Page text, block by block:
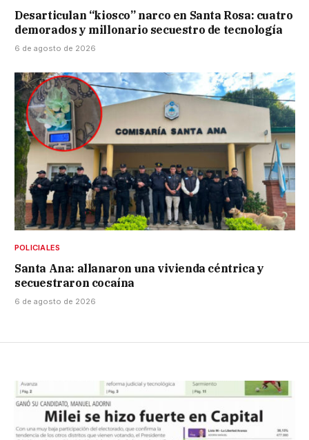
Desarticulan “kiosco” narco en Santa Rosa: cuatro
demorados y millonario secuestro de tecnología
6 de agosto de 2026
POLICIALES
Santa Ana: allanaron una vivienda céntrica y
secuestraron cocaína
6 de agosto de 2026